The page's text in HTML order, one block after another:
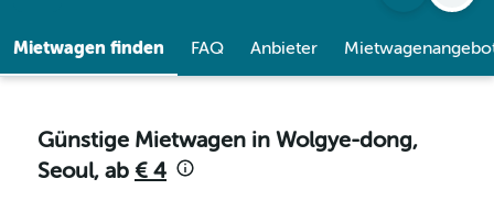
Mietwagen finden FAQ Anbieter
Günstige Mietwagen in Wolgye-dong,
Seoul, ab € 4